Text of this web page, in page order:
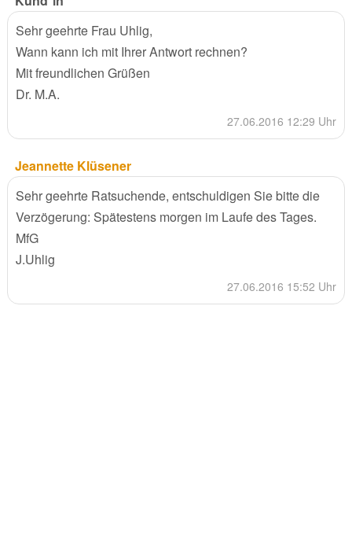
Sehr geehrte Frau Uhlig,
Wann kann ich mit Ihrer Antwort rechnen?
Mit freundlichen Grüßen
Dr. M.A.
27.06.2016 12:29 Uhr
Jeannette Klüsener
Sehr geehrte Ratsuchende, entschuldigen Sie bitte die
Verzögerung: Spätestens morgen im Laufe des Tages.
MfG
J.Uhlig
27.06.2016 15:52 Uhr